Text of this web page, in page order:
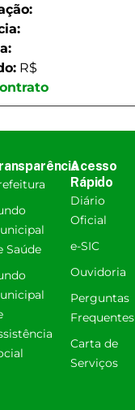
R$
Saúde
Acesso
Rápido
Diário
Oficial
e-SIC
Ouvidoria
Perguntas
Frequentes
Carta de
Serviços